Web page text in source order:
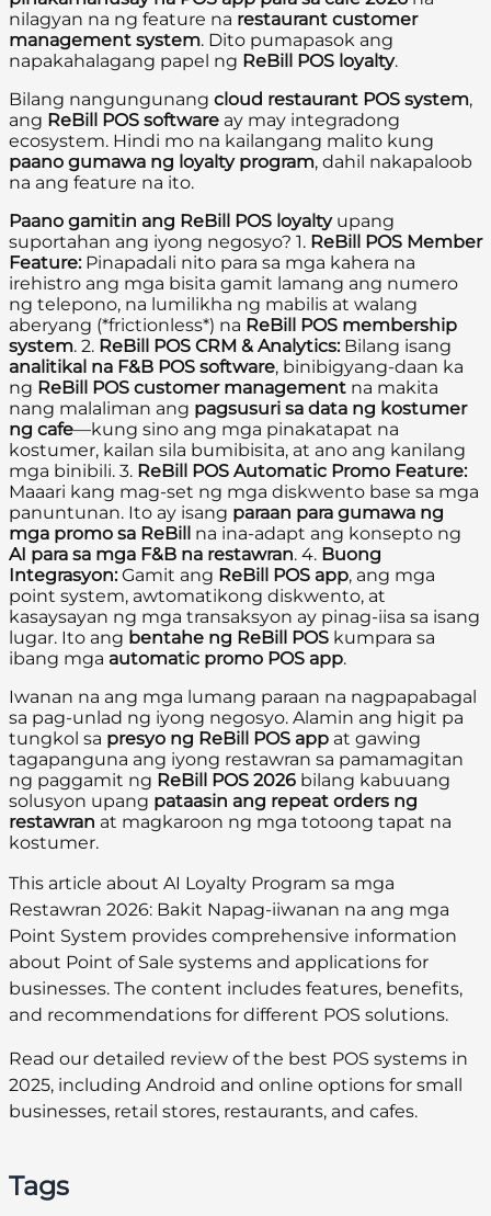
nilagyan na ng feature na restaurant customer
management system. Dito pumapasok ang
napakahalagang papel ng ReBill POS loyalty.
Bilang nangungunang cloud restaurant POS system,
ang ReBill POS software ay may integradong
ecosystem. Hindi mo na kailangang malito kung
paano gumawa ng loyalty program, dahil nakapaloob
na ang feature na ito.
Paano gamitin ang ReBill POS loyaltyupang
suportahan ang iyong negosyo? 1. ReBill POS Member
Feature:Pinapadali nito para sa mga kahera na
irehistro ang mga bisita gamit lamang ang numero
ng telepono, na lumilikha ng mabilis at walang
aberyang (*frictionless*) na ReBill POS membership
system. 2. ReBill POS CRM & Analytics:Bilang isang
analitikal na F&B POS software, binibigyang-daan ka
ng ReBill POS customer management na makita
nang malaliman ang pagsusuri sa data ng kostumer
ng cafe—kung sino ang mga pinakatapat na
kostumer, kailan sila bumibisita, at ano ang kanilang
mga binibili. 3. ReBill POS Automatic Promo Feature:
Maaari kang mag-set ng mga diskwento base sa mga
panuntunan. Ito ay isang paraan para gumawa ng
mga promo sa ReBill na ina-adapt ang konsepto ng
AI para sa mga F&B na restawran. 4. Buong
Integrasyon:Gamit ang ReBill POS app, ang mga
point system, awtomatikong diskwento, at
kasaysayan ng mga transaksyon ay pinag-iisa sa isang
lugar. Ito ang bentahe ng ReBill POS kumpara sa
ibang mga automatic promo POS app.
Iwanan na ang mga lumang paraan na nagpapabagal
sa pag-unlad ng iyong negosyo. Alamin ang higit pa
tungkol sa presyo ng ReBill POS app at gawing
tagapanguna ang iyong restawran sa pamamagitan
ng paggamit ng ReBill POS 2026 bilang kabuuang
solusyon upang pataasin ang repeat orders ng
restawran at magkaroon ng mga totoong tapat na
kostumer.
This article about AI Loyalty Program sa mga
Restawran 2026: Bakit Napag-iiwanan na ang mga
Point System provides comprehensive information
about Point of Sale systems and applications for
businesses. The content includes features, benefits,
and recommendations for different POS solutions.
Read our detailed review of the best POS systems in
2025, including Android and online options for small
businesses, retail stores, restaurants, and cafes.
Tags